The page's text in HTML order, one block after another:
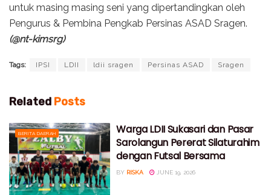
untuk masing masing seni yang dipertandingkan oleh
Pengurus & Pembina Pengkab Persinas ASAD Sragen.
(@nt-kimsrg)
Tags: IPSI LDII ldii sragen Persinas ASAD Sragen
Related Posts
BERITA DAERAH
Warga LDII Sukasari dan Pasar
Sarolangun Pererat Silaturahim
dengan Futsal Bersama
BY RISKA JUNE 19, 2026